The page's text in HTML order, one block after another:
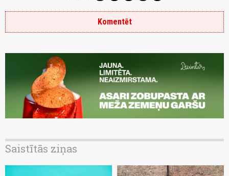
Komentēt
Saistītās ziņas